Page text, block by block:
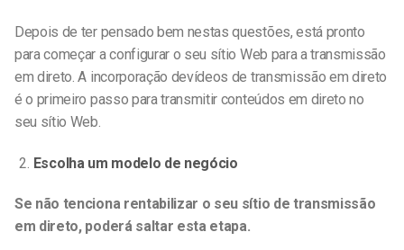
Depois de ter pensado bem nestas questões, está pronto
para começar a configurar o seu sítio Web para a transmissão
em direto. A incorporação devídeos de transmissão em direto
é o primeiro passo para transmitir conteúdos em direto no
seu sítio Web.
Escolha um modelo de negócio
Se não tenciona rentabilizar o seu sítio de transmissão
em direto, poderá saltar esta etapa.